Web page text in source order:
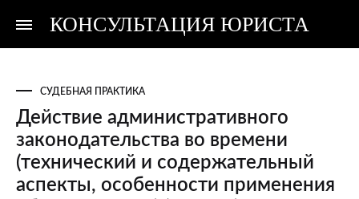
КОНСУЛЬТАЦИЯ ЮРИСТА
Консультация
Консультация
СУДЕБНАЯ ПРАКТИКА
Действие административного
законодательства во времени
(технический и содержательный
аспекты, особенности применения